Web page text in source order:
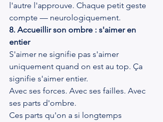
l'autre l'approuve. Chaque petit geste
compte — neurologiquement.
8. Accueillir son ombre : s'aimer en
entier
S'aimer ne signifie pas s'aimer
uniquement quand on est au top. Ça
signifie s'aimer entier.
Avec ses forces. Avec ses failles. Avec
ses parts d'ombre.
Ces parts qu'on a si longtemps